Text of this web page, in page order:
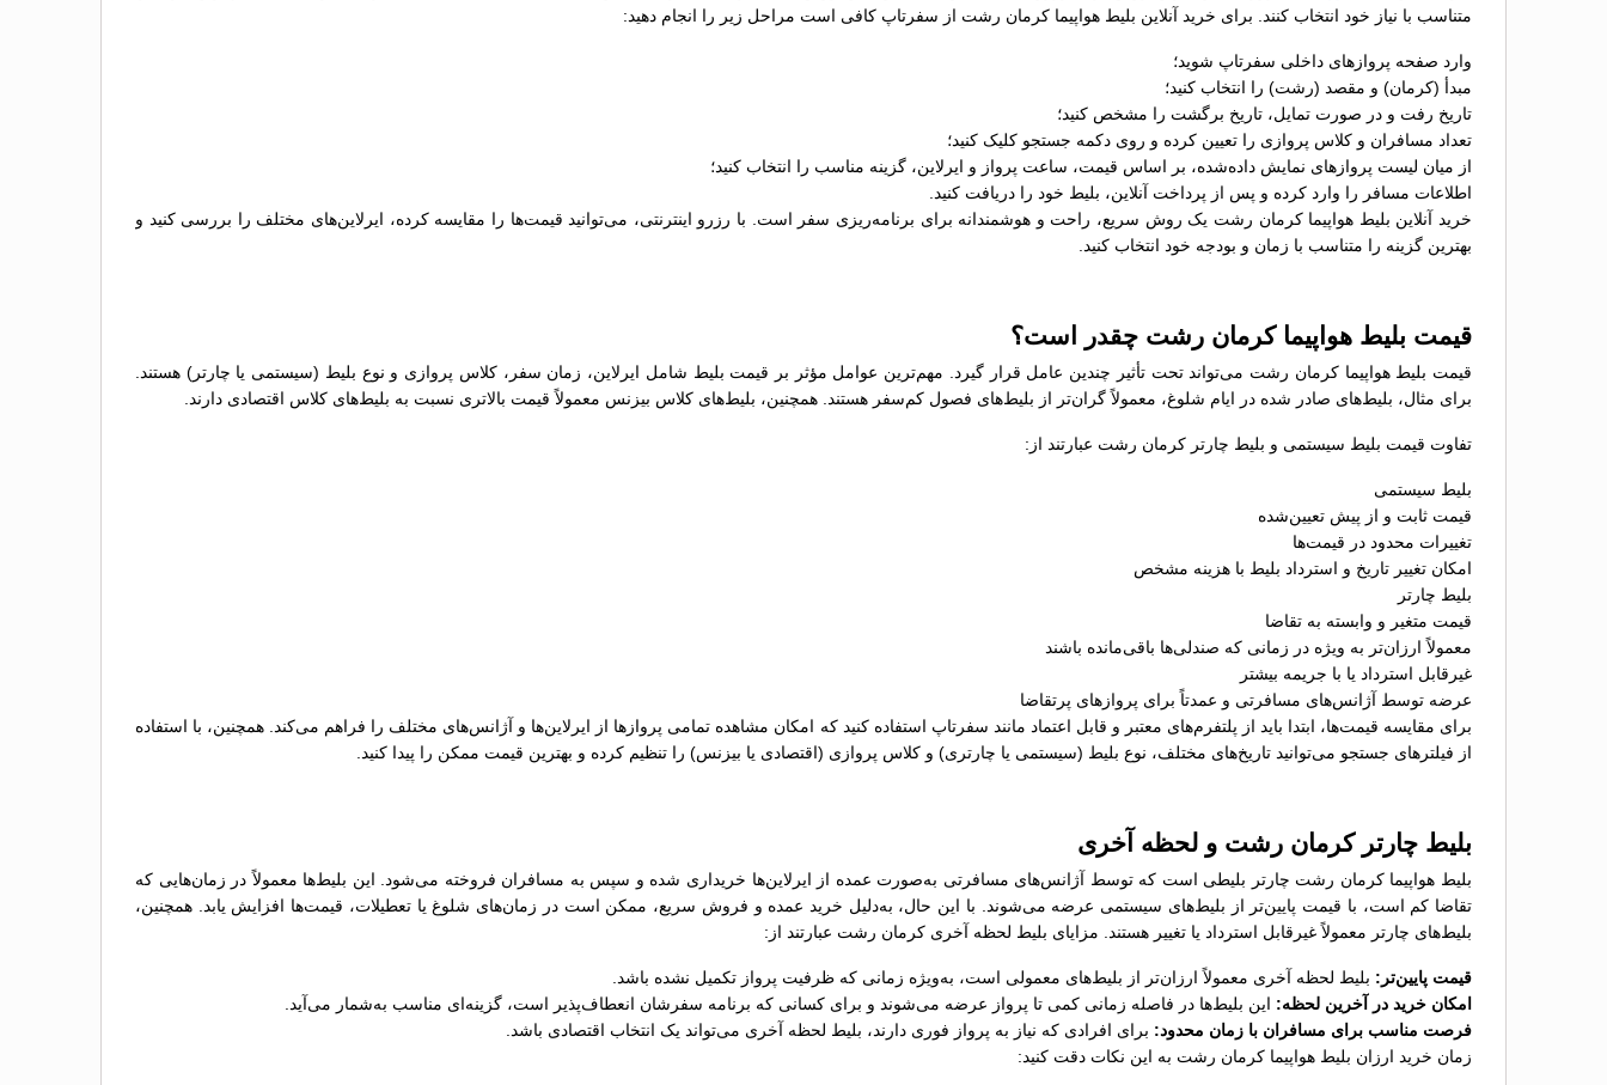
متناسب با نیاز خود انتخاب کنند. برای خرید آنلاین بلیط هواپیما کرمان رشت از سفرتاپ کافی است مراحل زیر را انجام دهید:
وارد صفحه پروازهای داخلی سفرتاپ شوید؛
مبدأ (کرمان) و مقصد (رشت) را انتخاب کنید؛
تاریخ رفت و در صورت تمایل، تاریخ برگشت را مشخص کنید؛
تعداد مسافران و کلاس پروازی را تعیین کرده و روی دکمه جستجو کلیک کنید؛
از میان لیست پروازهای نمایش داده‌شده، بر اساس قیمت، ساعت پرواز و ایرلاین، گزینه مناسب را انتخاب کنید؛
اطلاعات مسافر را وارد کرده و پس از پرداخت آنلاین، بلیط خود را دریافت کنید.
خرید آنلاین بلیط هواپیما کرمان رشت یک روش سریع، راحت و هوشمندانه برای برنامه‌ریزی سفر است. با رزرو اینترنتی، می‌توانید قیمت‌ها را مقایسه کرده، ایرلاین‌های مختلف را بررسی کنید و
بهترین گزینه را متناسب با زمان و بودجه خود انتخاب کنید.
قیمت بلیط هواپیما کرمان رشت چقدر است؟
قیمت بلیط هواپیما کرمان رشت می‌تواند تحت تأثیر چندین عامل قرار گیرد. مهم‌ترین عوامل مؤثر بر قیمت بلیط شامل ایرلاین، زمان سفر، کلاس پروازی و نوع بلیط (سیستمی یا چارتر) هستند.
برای مثال، بلیط‌های صادر شده در ایام شلوغ، معمولاً گران‌تر از بلیط‌های فصول کم‌سفر هستند. همچنین، بلیط‌های کلاس بیزنس معمولاً قیمت بالاتری نسبت به بلیط‌های کلاس اقتصادی دارند.
تفاوت قیمت بلیط سیستمی و بلیط چارتر کرمان رشت عبارتند از:
بلیط سیستمی
قیمت ثابت و از پیش تعیین‌شده
تغییرات محدود در قیمت‌ها
امکان تغییر تاریخ و استرداد بلیط با هزینه مشخص
بلیط چارتر
قیمت متغیر و وابسته به تقاضا
معمولاً ارزان‌تر به ویژه در زمانی که صندلی‌ها باقی‌مانده باشند
غیرقابل استرداد یا با جریمه بیشتر
عرضه توسط آژانس‌های مسافرتی و عمدتاً برای پروازهای پرتقاضا
برای مقایسه قیمت‌ها، ابتدا باید از پلتفرم‌های معتبر و قابل اعتماد مانند سفرتاپ استفاده کنید که امکان مشاهده تمامی پروازها از ایرلاین‌ها و آژانس‌های مختلف را فراهم می‌کند. همچنین، با استفاده
از فیلترهای جستجو می‌توانید تاریخ‌های مختلف، نوع بلیط (سیستمی یا چارتری) و کلاس پروازی (اقتصادی یا بیزنس) را تنظیم کرده و بهترین قیمت ممکن را پیدا کنید.
بلیط چارتر کرمان رشت و لحظه آخری
بلیط هواپیما کرمان رشت چارتر بلیطی است که توسط آژانس‌های مسافرتی به‌صورت عمده از ایرلاین‌ها خریداری شده و سپس به مسافران فروخته می‌شود. این بلیط‌ها معمولاً در زمان‌هایی که
تقاضا کم است، با قیمت پایین‌تر از بلیط‌های سیستمی عرضه می‌شوند. با این حال، به‌دلیل خرید عمده و فروش سریع، ممکن است در زمان‌های شلوغ یا تعطیلات، قیمت‌ها افزایش یابد. همچنین،
بلیط‌های چارتر معمولاً غیرقابل استرداد یا تغییر هستند. مزایای بلیط لحظه آخری کرمان رشت عبارتند از:
قیمت پایین‌تر: بلیط لحظه آخری معمولاً ارزان‌تر از بلیط‌های معمولی است، به‌ویژه زمانی که ظرفیت پرواز تکمیل نشده باشد.
امکان خرید در آخرین لحظه: این بلیط‌ها در فاصله زمانی کمی تا پرواز عرضه می‌شوند و برای کسانی که برنامه سفرشان انعطاف‌پذیر است، گزینه‌ای مناسب به‌شمار می‌آید.
فرصت مناسب برای مسافران با زمان محدود: برای افرادی که نیاز به پرواز فوری دارند، بلیط لحظه آخری می‌تواند یک انتخاب اقتصادی باشد.
زمان خرید ارزان بلیط هواپیما کرمان رشت به این نکات دقت کنید: